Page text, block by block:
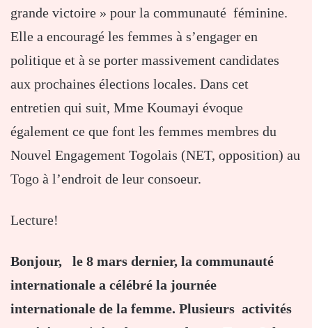
grande victoire » pour la communauté féminine.
Elle a encouragé les femmes à s’engager en
politique et à se porter massivement candidates
aux prochaines élections locales. Dans cet
entretien qui suit, Mme Koumayi évoque
également ce que font les femmes membres du
Nouvel Engagement Togolais (NET, opposition) au
Togo à l’endroit de leur consoeur.
Lecture!
Bonjour, le 8 mars dernier, la communauté
internationale a célébré la journée
internationale de la femme. Plusieurs activités